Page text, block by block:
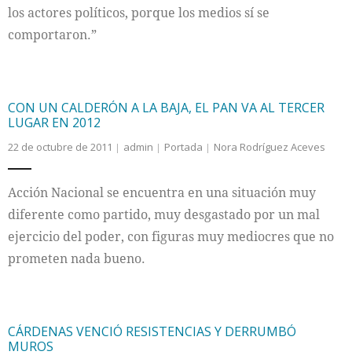
los actores políticos, porque los medios sí se
comportaron.”
CON UN CALDERÓN A LA BAJA, EL PAN VA AL TERCER
LUGAR EN 2012
22 de octubre de 2011 admin Portada Nora Rodríguez Aceves
Acción Nacional se encuentra en una situación muy
diferente como partido, muy desgastado por un mal
ejercicio del poder, con figuras muy mediocres que no
prometen nada bueno.
CÁRDENAS VENCIÓ RESISTENCIAS Y DERRUMBÓ
MUROS